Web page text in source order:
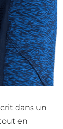
dans un
en